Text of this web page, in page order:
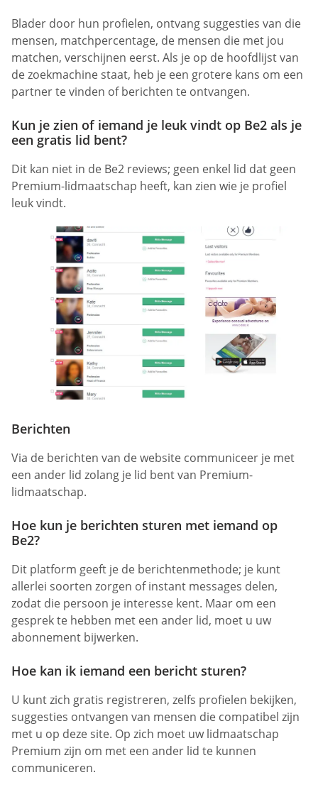
Blader door hun profielen, ontvang suggesties van die
mensen, matchpercentage, de mensen die met jou
matchen, verschijnen eerst. Als je op de hoofdlijst van
de zoekmachine staat, heb je een grotere kans om een
partner te vinden of berichten te ontvangen.
Kun je zien of iemand je leuk vindt op Be2 als je
een gratis lid bent?
Dit kan niet in de Be2 reviews; geen enkel lid dat geen
Premium-lidmaatschap heeft, kan zien wie je profiel
leuk vindt.
Berichten
Via de berichten van de website communiceer je met
een ander lid zolang je lid bent van Premium-
lidmaatschap.
Hoe kun je berichten sturen met iemand op
Be2?
Dit platform geeft je de berichtenmethode; je kunt
allerlei soorten zorgen of instant messages delen,
zodat die persoon je interesse kent. Maar om een
gesprek te hebben met een ander lid, moet u uw
abonnement bijwerken.
Hoe kan ik iemand een bericht sturen?
U kunt zich gratis registreren, zelfs profielen bekijken,
suggesties ontvangen van mensen die compatibel zijn
met u op deze site. Op zich moet uw lidmaatschap
Premium zijn om met een ander lid te kunnen
communiceren.